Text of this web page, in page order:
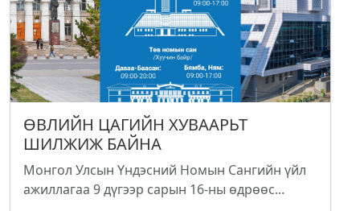
ӨВЛИЙН ЦАГИЙН ХУВААРЬТ
ШИЛЖИЖ БАЙНА
Монгол Улсын Үндэсний Номын Сангийн үйл
ажиллагаа 9 дүгээр сарын 16-ны өдрөөс...